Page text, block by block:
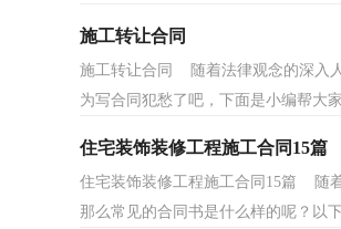
施工转让合同
施工转让合同 随着法律观念的深入
为写合同犯愁了吧，下面是小编帮大
住宅装饰装修工程施工合同15篇
住宅装饰装修工程施工合同15篇 随
那么常见的合同书是什么样的呢？以